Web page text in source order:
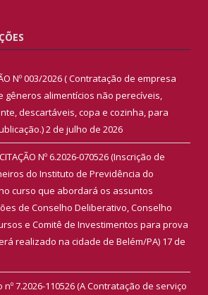
Nº 003/2026 ( Contratação de empresa
gêneros alimentícios não perecíveis,
descartáveis, copa e cozinha, para
2 de julho de 2026
Nº 6.2026-070526 (Inscrição de
do Instituto de Previdência do
curso que abordará os assuntos
de Conselho Deliberativo, Conselho
e Comitê de Investimentos para prova
realizado na cidade de Belém/PA) 17 de
7.2026-110526 (A Contratação de serviço